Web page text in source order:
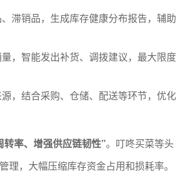
滞销品，生成库存健康分布报告，辅助
，智能发出补货、调拨建议，最大限度
，结合采购、仓储、配送等环节，优化
率、增强供应链韧性”。叮咚买菜等头
，大幅压缩库存资金占用和损耗率。